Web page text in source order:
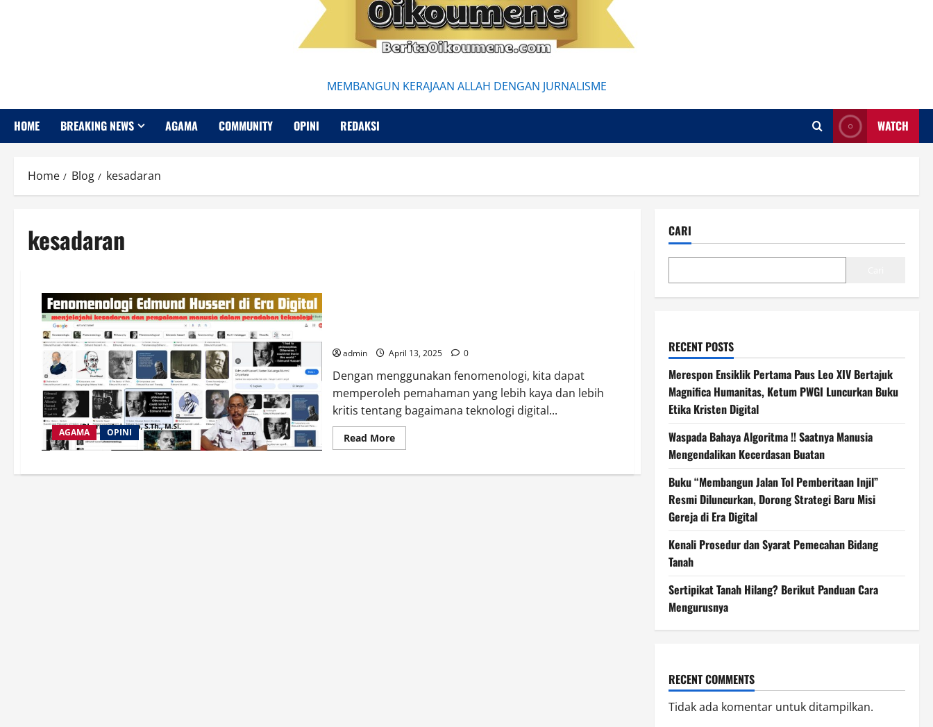
MEMBANGUN KERAJAAN ALLAH DENGAN JURNALISME
HOME BREAKING NEWS AGAMA COMMUNITY OPINI REDAKSI WATCH
Home Blog kesadaran
kesadaran
AGAMA OPINI
admin April 13, 2025 0
Dengan menggunakan fenomenologi, kita dapat
memperoleh pemahaman yang lebih kaya dan lebih
kritis tentang bagaimana teknologi digital...
Read MoreRead
more
Edmund
CARI
RECENT POSTS
Merespon Ensiklik Pertama Paus Leo XIV Bertajuk
Magnifica Humanitas, Ketum PWGI Luncurkan Buku
Etika Kristen Digital
Waspada Bahaya Algoritma !! Saatnya Manusia
Mengendalikan Kecerdasan Buatan
Buku “Membangun Jalan Tol Pemberitaan Injil”
Resmi Diluncurkan, Dorong Strategi Baru Misi
Gereja di Era Digital
Kenali Prosedur dan Syarat Pemecahan Bidang
Tanah
Sertipikat Tanah Hilang? Berikut Panduan Cara
Mengurusnya
RECENT COMMENTS
Tidak ada komentar untuk ditampilkan.